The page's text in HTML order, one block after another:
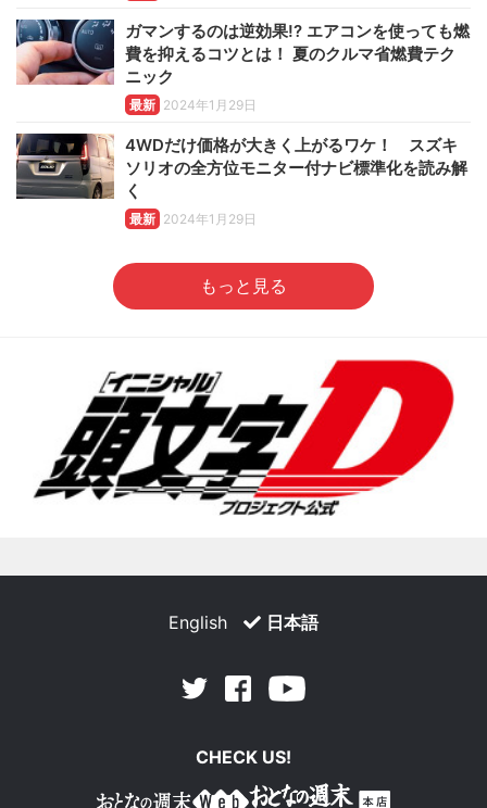
ガマンするのは逆効果!? エアコンを使っても燃
費を抑えるコツとは！ 夏のクルマ省燃費テク
ニック
最新 2024年1月29日
4WDだけ価格が大きく上がるワケ！ スズキ
ソリオの全方位モニター付ナビ標準化を読み解
く
最新 2024年1月29日
もっと見る
English 日本語
Twitter Facebook
CHECK US!